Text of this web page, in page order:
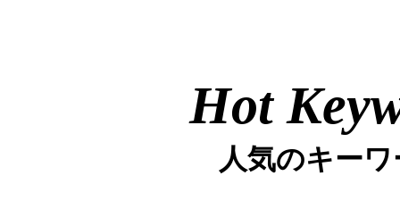
Hot
人気のキー